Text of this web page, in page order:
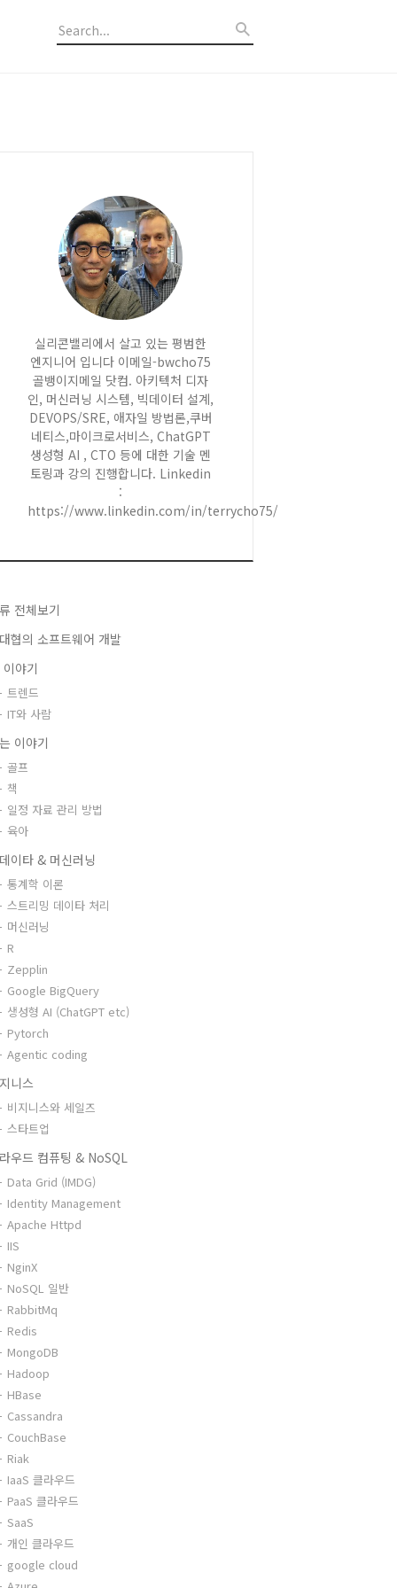
실리콘밸리에서 살고 있는 평범한
엔지니어 입니다 이메일-bwcho75
골뱅이지메일 닷컴. 아키텍처 디자
인, 머신러닝 시스템, 빅데이터 설계,
DEVOPS/SRE, 애자일 방법론,쿠버
네티스,마이크로서비스, ChatGPT
생성형 AI , CTO 등에 대한 기술 멘
토링과 강의 진행합니다. Linkedin
:
https://www.linkedin.com/in/terrycho75/
전체보기
협의 소프트웨어 개발
야기
트렌드
IT와 사람
이야기
골프
책
일정 자료 관리 방법
육아
이타 & 머신러닝
통계학 이론
스트리밍 데이타 처리
머신러닝
R
Zepplin
Google BigQuery
생성형 AI (ChatGPT etc)
Pytorch
Agentic coding
니스
비지니스와 세일즈
스타트업
우드 컴퓨팅 & NoSQL
Data Grid (IMDG)
Identity Management
Apache Httpd
IIS
NginX
NoSQL 일반
RabbitMq
Redis
MongoDB
Hadoop
HBase
Cassandra
CouchBase
Riak
IaaS 클라우드
PaaS 클라우드
SaaS
개인 클라우드
google cloud